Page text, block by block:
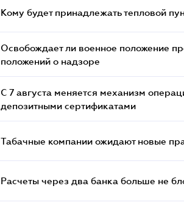
Кому будет принадлежать тепловой
Освобождает ли военное положение
положений о надзоре
С 7 августа меняется механизм
депозитными сертификатами
Табачные компании ожидают новые
Расчеты через два банка больше не